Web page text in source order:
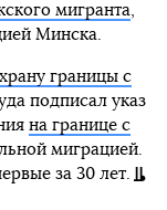
мигранта
Минска.
границы с
подписал указ
на границе с
миграцией.
за 30 лет.